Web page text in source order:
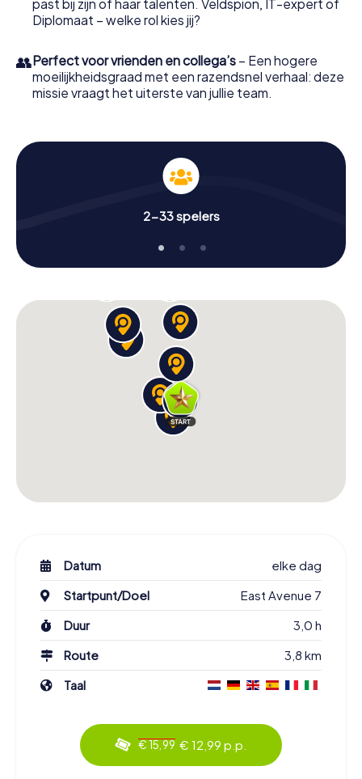
past bij zijn of haar talenten. Veldspion, IT-expert of
Diplomaat – welke rol kies jij?
👥Perfect voor vrienden en collega’s – Een hogere
moeilijkheidsgraad met een razendsnel verhaal: deze
missie vraagt het uiterste van jullie team.
2-33 spelers
Datum
elke dag
Startpunt/Doel
East Avenue 7
Duur
3,0 h
Route
3,8 km
Taal
€ 15,99 € 12,99 p.p.